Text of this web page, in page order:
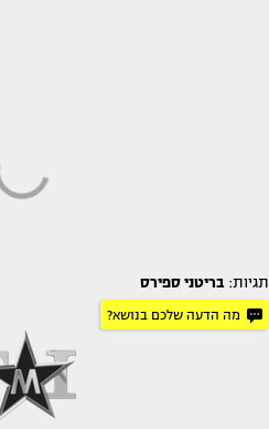
תגיות: בריטני ספירס
מה הדעה שלכם בנושא?